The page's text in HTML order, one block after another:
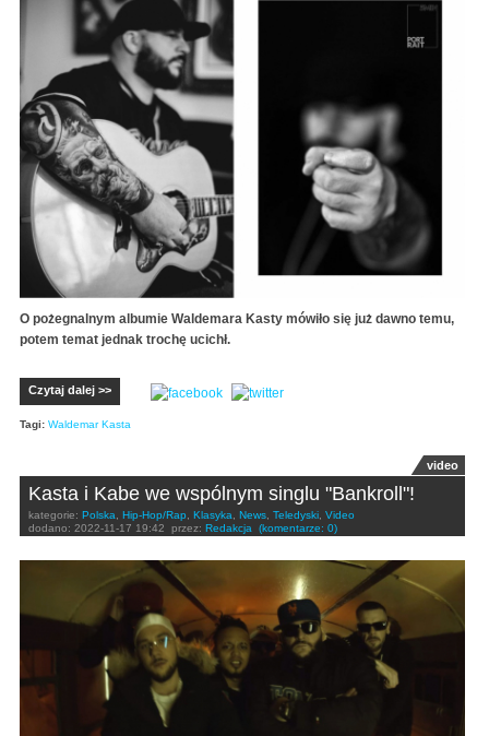
O pożegnalnym albumie Waldemara Kasty mówiło się już dawno temu,
potem temat jednak trochę ucichł.
Czytaj dalej >>
Tagi: Waldemar Kasta
video
Kasta i Kabe we wspólnym singlu "Bankroll"!
kategorie: Polska, Hip-Hop/Rap, Klasyka, News, Teledyski, Video
dodano: 2022-11-17 19:42 przez: Redakcja (komentarze: 0)